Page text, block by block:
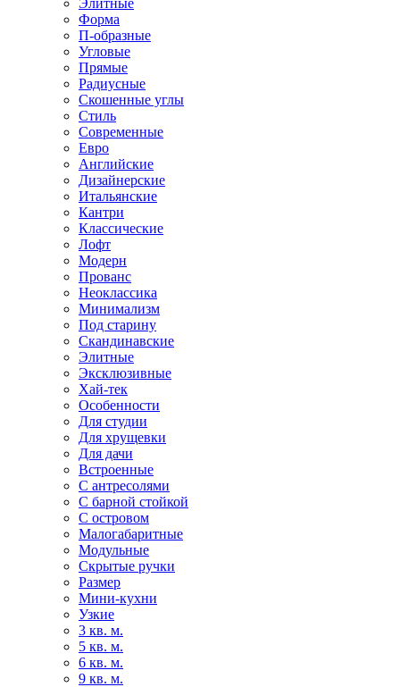
Элитные
Форма
П-образные
Угловые
Прямые
Радиусные
Скошенные углы
Стиль
Современные
Евро
Английские
Дизайнерские
Итальянские
Кантри
Классические
Лофт
Модерн
Прованс
Неоклассика
Минимализм
Под старину
Скандинавские
Элитные
Эксклюзивные
Хай-тек
Особенности
Для студии
Для хрущевки
Для дачи
Встроенные
С антресолями
С барной стойкой
С островом
Малогабаритные
Модульные
Скрытые ручки
Размер
Мини-кухни
Узкие
3 кв. м.
5 кв. м.
6 кв. м.
9 кв. м.